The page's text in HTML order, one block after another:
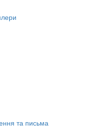
та письма